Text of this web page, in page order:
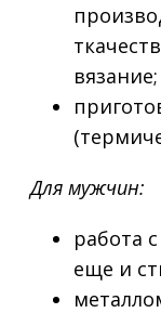
вязание;
Для мужчин:
работа
еще и